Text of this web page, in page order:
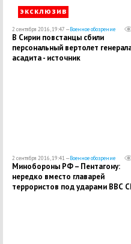
эксклюзив
2 сентября 2016, 19:47 —Военное обозрение
В Сирии повстанцы сбили
персональный вертолет
асадита - источник
2 сентября 2016, 19:41 —Военное обозрение
Минобороны РФ – Пентагону:
нередко вместо главарей
террористов под ударами ВВС